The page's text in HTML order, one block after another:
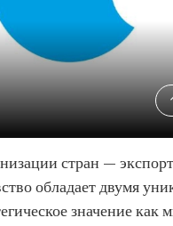
стран —
обладает двумя
значение как